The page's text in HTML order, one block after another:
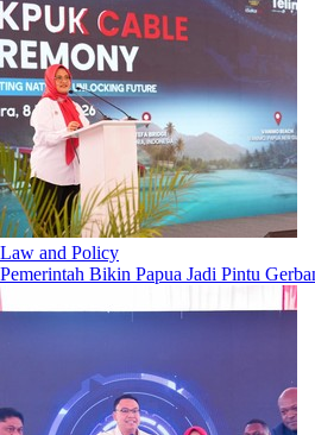
Law and Policy
Pemerintah Bikin Papua Jadi Pintu